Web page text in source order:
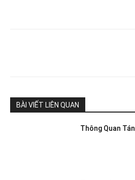
BÀI VIẾT LIÊN QUAN
Thông Quan Tán